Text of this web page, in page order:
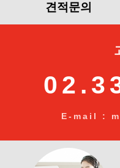
견적문의
E-mail :